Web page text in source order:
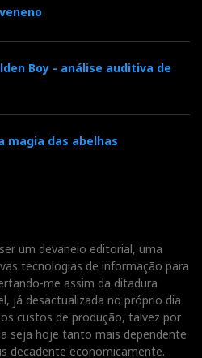
b
o
k
e
e
d
Boy - análise auditiva de
magia das abelhas
um devaneio editorial, uma
tecnologias de informação para
me assim da ditadura
já desactualizada no próprio dia
custos de produção, talvez por
seja hoje tanto mais dependente
decadente economicamente.